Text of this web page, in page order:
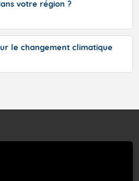
votre région ?
le changement climatique